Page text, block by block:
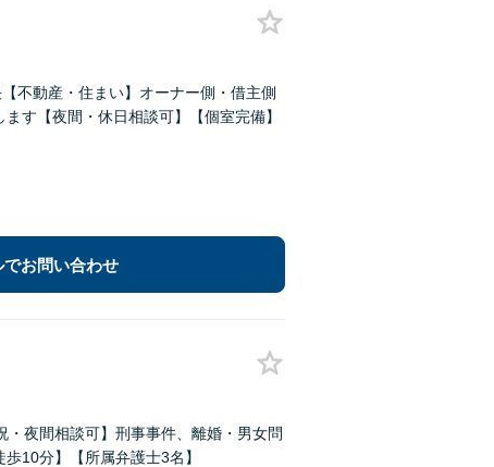
不動産・住まい】オーナー側・借主側
す【夜間・休日相談可】【個室完備】
でお問い合わせ
・夜間相談可】刑事事件、離婚・男女問
10分】【所属弁護士3名】